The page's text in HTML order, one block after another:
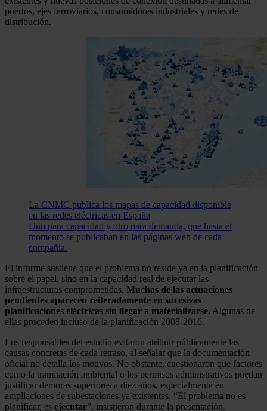
puertos, ejes ferroviarios, consumidores industriales y redes de
distribución.
La CNMC publica los mapas de capacidad disponible
en las redes eléctricas en España
Uno para capacidad y otro para demanda, que hasta el
momento se publicaban en las páginas web de cada
compañía.
El informe sostiene que el problema no reside ya en la planificación
sobre el papel, sino en la capacidad real de ejecutar las
infraestructuras comprometidas. Muchas de las actuaciones
pendientes aparecen reiteradamente en sucesivas
planificaciones eléctricas sin llegar a materializarse. Algunas de
ellas proceden incluso de la planificación 2008-2016.
Los responsables del estudio evitaron atribuir públicamente las
causas concretas de cada retraso, al señalar que la documentación
oficial no detalla los motivos. No obstante, cuestionaron que factores
como la tramitación ambiental o los permisos administrativos puedan
justificar demoras superiores a diez años, especialmente en
ampliaciones de subestaciones ya existentes. “El problema no es
planificar, es ejecutar”, insistieron durante la presentación.